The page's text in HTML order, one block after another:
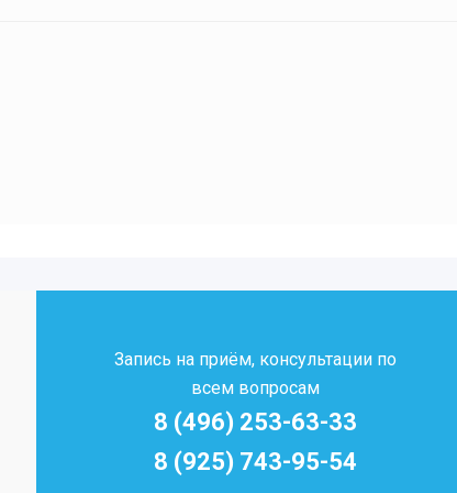
Запись на приём, консультации по
всем вопросам
8 (496) 253-63-33
8 (925) 743-95-54